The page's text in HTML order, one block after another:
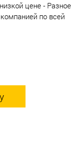
цене - Разное
по всей